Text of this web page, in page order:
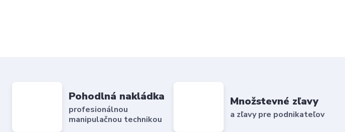
Pohodlná nakládka
profesionálnou
manipulačnou technikou
Množstevné zľavy
a zľavy pre podnikateľov